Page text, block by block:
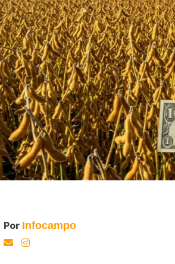
Por Infocampo